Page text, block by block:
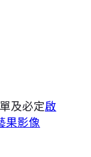
及必定啟
果影像